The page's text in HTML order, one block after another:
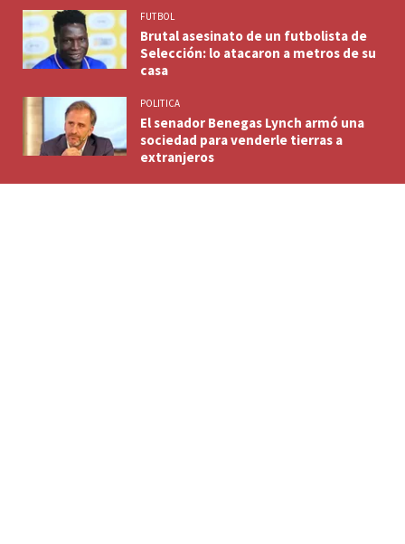
FUTBOL
Brutal asesinato de un futbolista de
Selección: lo atacaron a metros de su
casa
POLITICA
El senador Benegas Lynch armó una
sociedad para venderle tierras a
extranjeros